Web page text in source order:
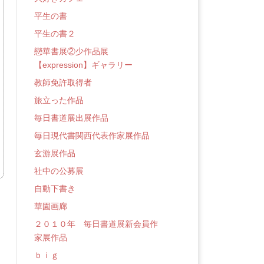
平生の書
平生の書２
戀華書展②少作品展
【expression】ギャラリー
教師免許取得者
旅立った作品
毎日書道展出展作品
毎日現代書関西代表作家展作品
玄游展作品
社中の公募展
自動下書き
華園画廊
２０１０年 毎日書道展新会員作
家展作品
ｂｉｇ